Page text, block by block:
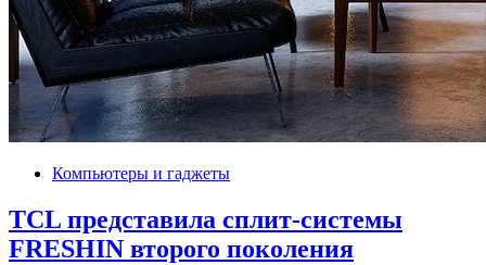
Компьютеры и гаджеты
TCL представила сплит-системы
FRESHIN второго поколения